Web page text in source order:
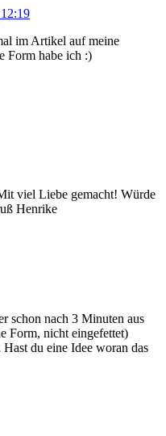
im Artikel auf meine
Form habe ich :)
viel Liebe gemacht! Würde
Henrike
schon nach 3 Minuten aus
Form, nicht eingefettet)
du eine Idee woran das